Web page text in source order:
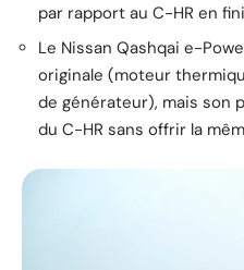
par rapport au C-HR en
Le Nissan Qashqai e-
originale (moteur
de générateur), mais son
du C-HR sans offrir la